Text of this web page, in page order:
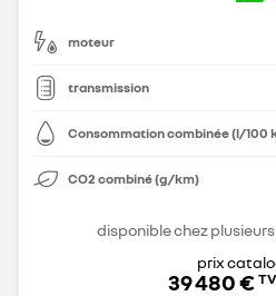
moteur
transmission
Consommation combinée (l/100
CO2 combiné (g/km)
disponible chez
prix
39 480 €